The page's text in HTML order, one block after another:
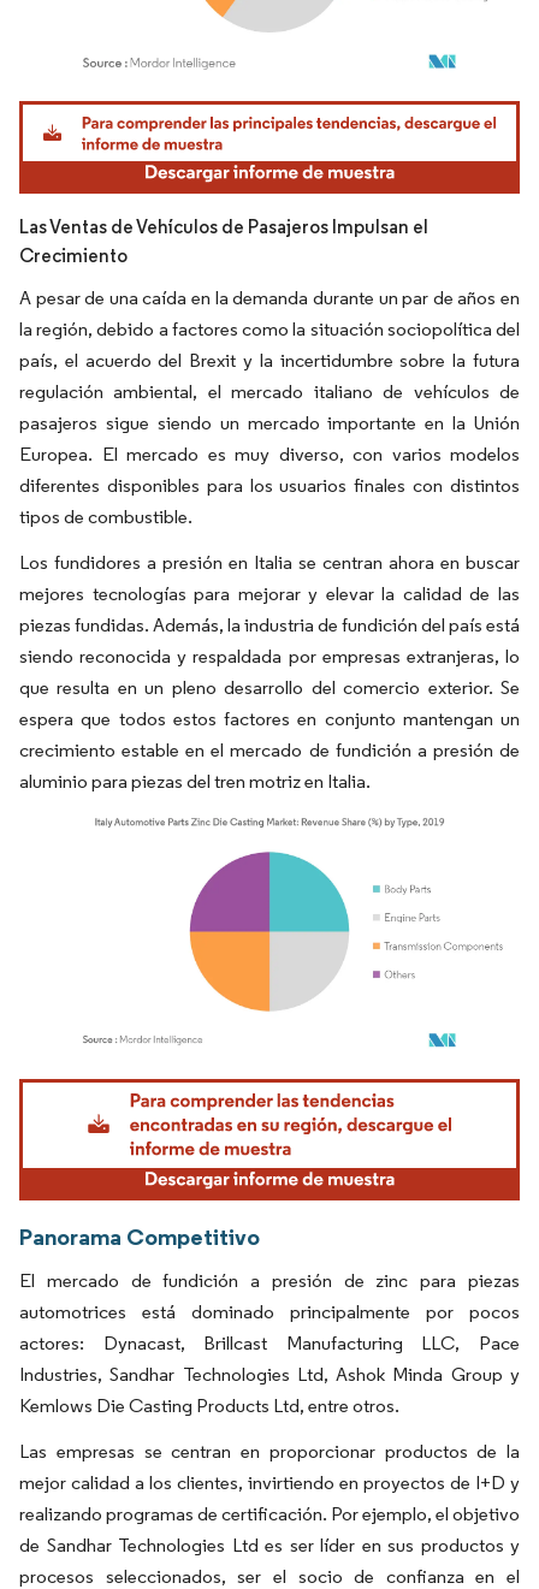
Imagen © Mordor Intelligence. El uso requiere atribución según CC BY 4.0.
Las Ventas de Vehículos de Pasajeros Impulsan el
Crecimiento
A pesar de una caída en la demanda durante un par de años en
la región, debido a factores como la situación sociopolítica del
país, el acuerdo del Brexit y la incertidumbre sobre la futura
regulación ambiental, el mercado italiano de vehículos de
pasajeros sigue siendo un mercado importante en la Unión
Europea. El mercado es muy diverso, con varios modelos
diferentes disponibles para los usuarios finales con distintos
tipos de combustible.
Los fundidores a presión en Italia se centran ahora en buscar
mejores tecnologías para mejorar y elevar la calidad de las
piezas fundidas. Además, la industria de fundición del país está
siendo reconocida y respaldada por empresas extranjeras, lo
que resulta en un pleno desarrollo del comercio exterior. Se
espera que todos estos factores en conjunto mantengan un
crecimiento estable en el mercado de fundición a presión de
aluminio para piezas del tren motriz en Italia.
Imagen © Mordor Intelligence. El uso requiere atribución según CC BY 4.0.
Panorama Competitivo
El mercado de fundición a presión de zinc para piezas
automotrices está dominado principalmente por pocos
actores: Dynacast, Brillcast Manufacturing LLC, Pace
Industries, Sandhar Technologies Ltd, Ashok Minda Group y
Kemlows Die Casting Products Ltd, entre otros.
Las empresas se centran en proporcionar productos de la
mejor calidad a los clientes, invirtiendo en proyectos de I+D y
realizando programas de certificación. Por ejemplo, el objetivo
de Sandhar Technologies Ltd es ser líder en sus productos y
procesos seleccionados, ser el socio de confianza en el